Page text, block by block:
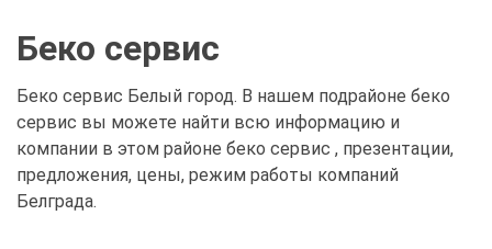
Беко сервис
Беко сервис Белый город. В нашем подрайоне беко
сервис вы можете найти всю информацию и
компании в этом районе беко сервис , презентации,
предложения, цены, режим работы компаний
Белграда.